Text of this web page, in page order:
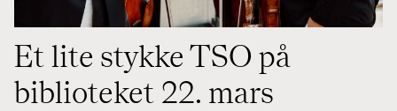
Et lite stykke TSO på
biblioteket 22. mars